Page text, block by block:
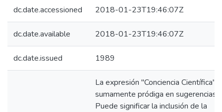
dc.date.accessioned 2018-01-23T19:46:07Z
dc.date.available 2018-01-23T19:46:07Z
dc.date.issued 1989
La expresión "Conciencia Científica"
sumamente pródiga en sugerencias.
Puede significar la inclusión de la